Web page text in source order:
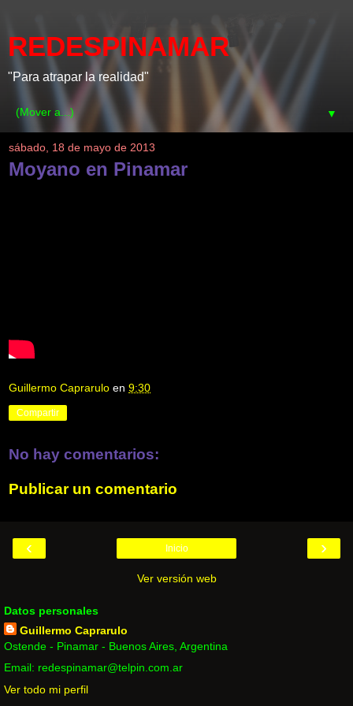
REDESPINAMAR
"Para atrapar la realidad"
▼
sábado, 18 de mayo de 2013
Moyano en Pinamar
Guillermo Caprarulo en 9:30
Compartir
No hay comentarios:
Publicar un comentario
‹ ›
Inicio
Ver versión web
Datos personales
Guillermo Caprarulo
Ostende - Pinamar - Buenos Aires, Argentina
Email: redespinamar@telpin.com.ar
Ver todo mi perfil